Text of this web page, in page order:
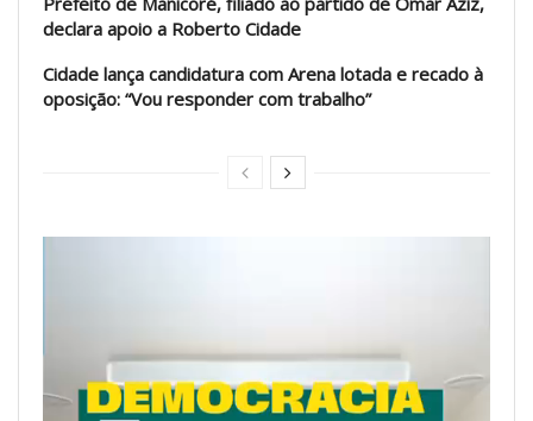
declara apoio a Roberto Cidade
Cidade lança candidatura com Arena lotada e recado à
oposição: “Vou responder com trabalho”